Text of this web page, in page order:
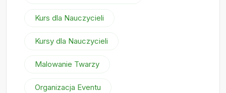
Kurs dla Nauczycieli
Kursy dla Nauczycieli
Malowanie Twarzy
Organizacja Eventu